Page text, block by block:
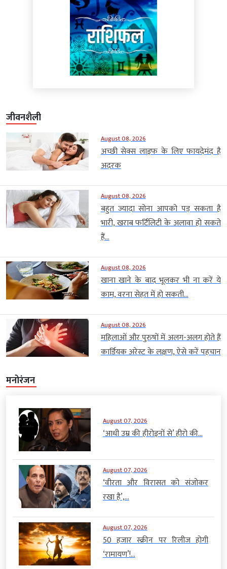
जीवनशैली
August 08, 2026
अच्छी सेक्स लाइफ के लिए फायदेमंद है
अदरक
August 08, 2026
बहुत ज्यादा सोना आपको पड़ सकता है
भारी, खराब फर्टिलिटी के अलावा हो सकते
हैं...
August 08, 2026
खाना खाने के बाद भूलकर भी ना करें ये
काम, वरना सेहत में हो सकती...
August 08, 2026
महिलाओं और पुरुषों में अलग-अलग होते हैं
कार्डियक अरेस्ट के लक्षण, ऐसे करें पहचान
मनोरंजन
August 07, 2026
‘आधी उम्र की हीरोइनों से’ हीरो की...
August 07, 2026
‘वीरता और विरासत को संजोकर
रखा है’,...
August 07, 2026
50 हजार स्क्रीन पर रिलीज होगी
‘रामायण’!...